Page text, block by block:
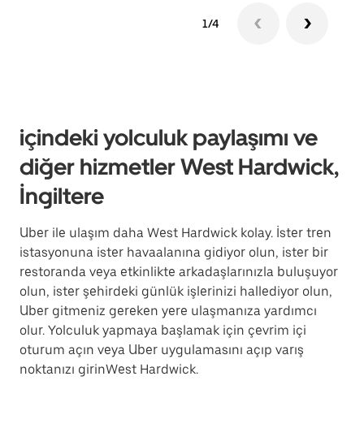
1/4
içindeki yolculuk paylaşımı ve
diğer hizmetler West Hardwick,
İngiltere
Uber ile ulaşım daha West Hardwick kolay. İster tren
istasyonuna ister havaalanına gidiyor olun, ister bir
restoranda veya etkinlikte arkadaşlarınızla buluşuyor
olun, ister şehirdeki günlük işlerinizi hallediyor olun,
Uber gitmeniz gereken yere ulaşmanıza yardımcı
olur. Yolculuk yapmaya başlamak için çevrim içi
oturum açın veya Uber uygulamasını açıp varış
noktanızı girinWest Hardwick.